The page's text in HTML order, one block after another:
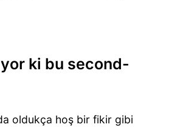
ki bu second-
oldukça hoş bir fikir gibi